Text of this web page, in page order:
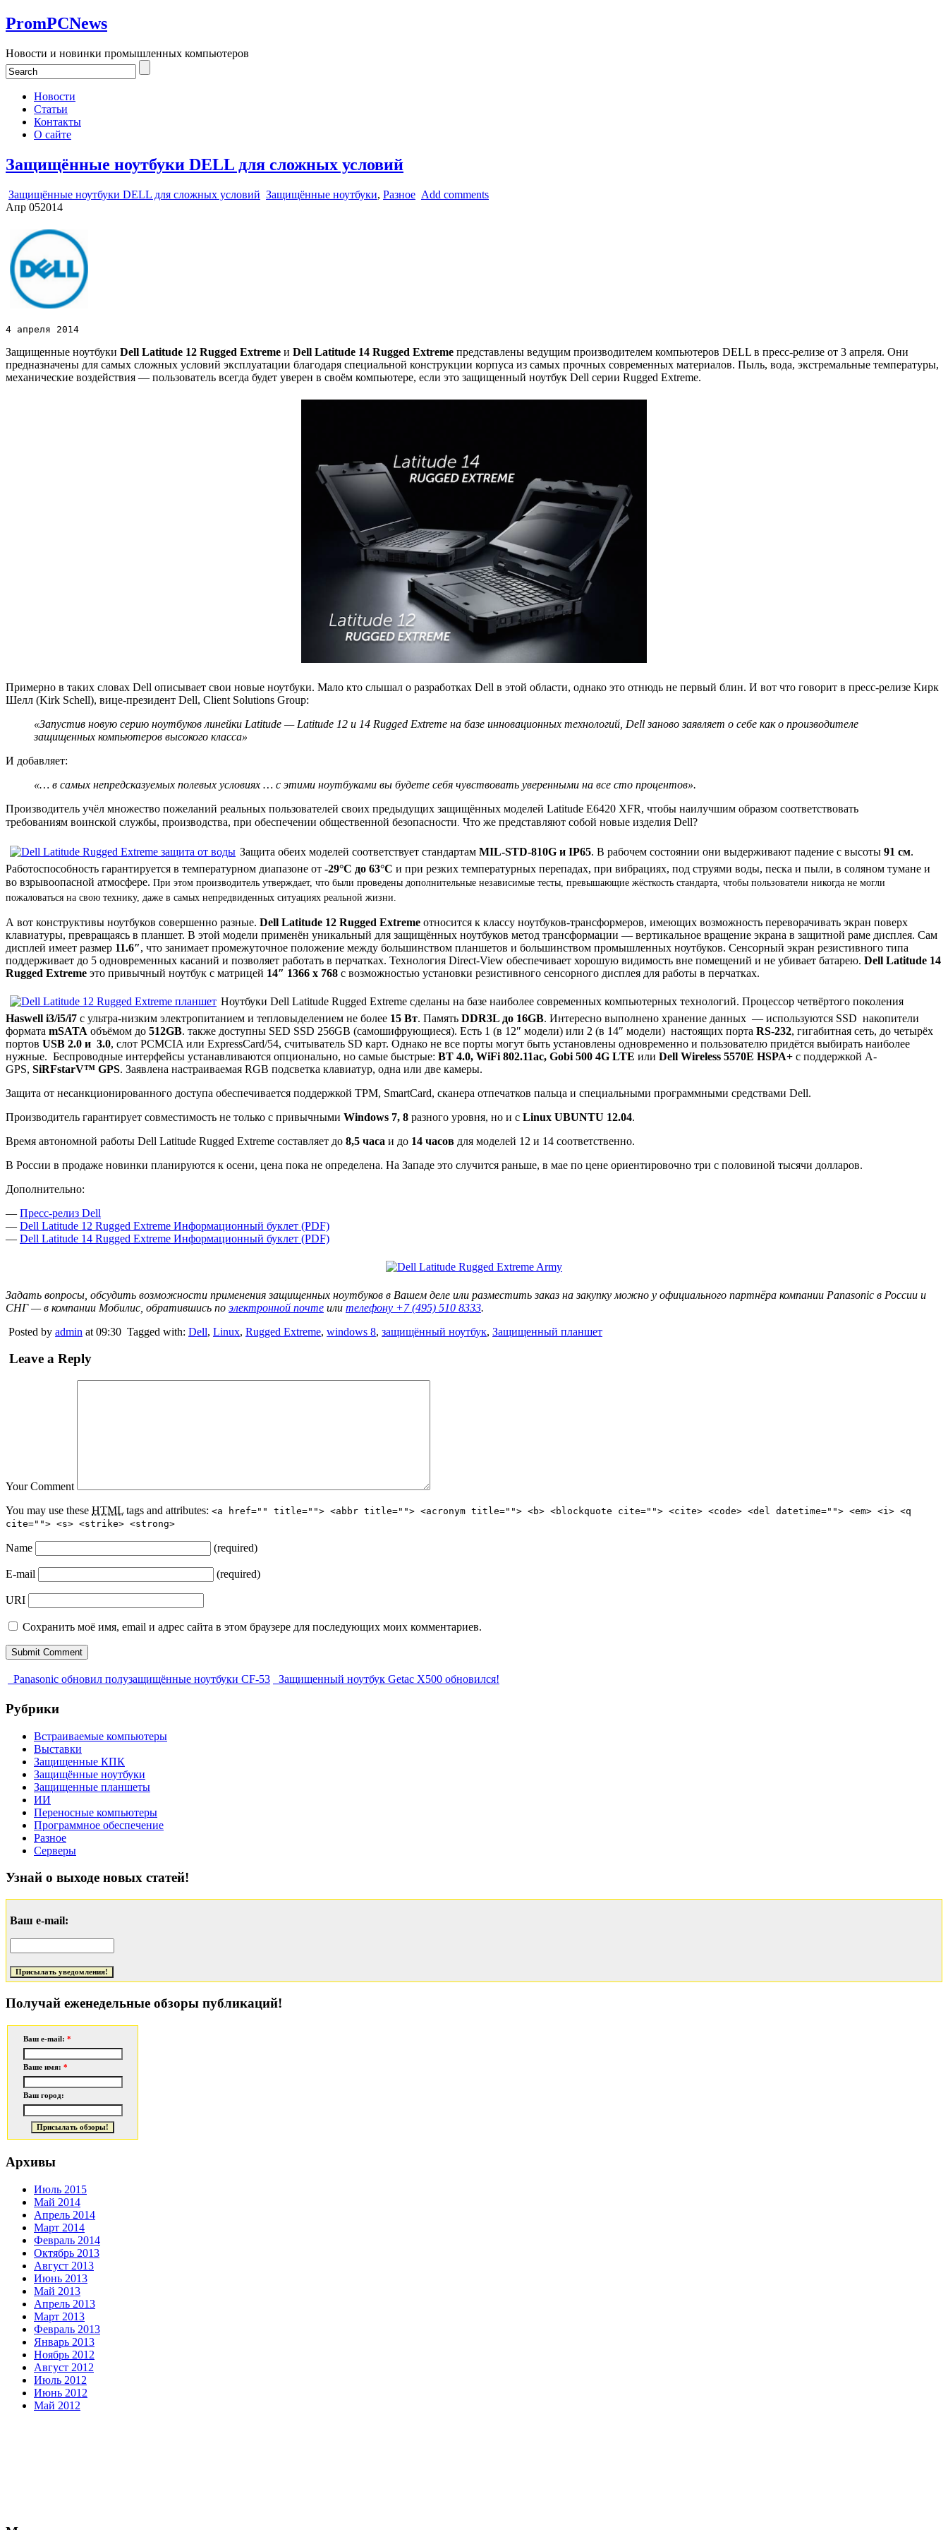
PromPCNews
Новости и новинки промышленных компьютеров
Новости
Статьи
Контакты
О сайте
Защищённые ноутбуки DELL для сложных условий
Защищённые ноутбуки DELL для сложных условий Защищённые ноутбуки, Разное Add comments
Апр 052014
4 апреля 2014
Защищенные ноутбуки Dell Latitude 12 Rugged Extreme и Dell Latitude 14 Rugged Extreme представлены ведущим производителем компьютеров DELL в пресс-релизе от 3 апреля. Они
предназначены для самых сложных условий эксплуатации благодаря специальной конструкции корпуса из самых прочных современных материалов. Пыль, вода, экстремальные температуры,
механические воздействия — пользователь всегда будет уверен в своём компьютере, если это защищенный ноутбук Dell серии Rugged Extreme.
Примерно в таких словах Dell описывает свои новые ноутбуки. Мало кто слышал о разработках Dell в этой области, однако это отнюдь не первый блин. И вот что говорит в пресс-релизе Кирк
Шелл (Kirk Schell), вице-президент Dell, Client Solutions Group:
«Запустив новую серию ноутбуков линейки Latitude — Latitude 12 и 14 Rugged Extreme на базе инновационных технологий, Dell заново заявляет о себе как о производителе
защищенных компьютеров высокого класса»
И добавляет:
«… в самых непредсказуемых полевых условиях … с этими ноутбуками вы будете себя чувствовать уверенными на все сто процентов».
Производитель учёл множество пожеланий реальных пользователей своих предыдущих защищённых моделей Latitude E6420 XFR, чтобы наилучшим образом соответствовать
требованиям воинской службы, производства, при обеспечении общественной безопасности Что же представляют собой новые изделия Dell?
Защита обеих моделей соответствует стандартам MIL-STD-810G и IP65. В рабочем состоянии они выдерживают падение с высоты 91 см.
Работоспособность гарантируется в температурном диапазоне от -29°C до 63°C и при резких температурных перепадах, при вибрациях, под струями воды, песка и пыли, в соляном тумане и
во взрывоопасной атмосфере. При этом производитель утверждает, что были проведены дополнительные независимые тесты, превышающие жёсткость стандарта, чтобы пользователи никогда не могли
пожаловаться на свою технику, даже в самых непредвиденных ситуациях реальной жизни.
А вот конструктивы ноутбуков совершенно разные. Dell Latitude 12 Rugged Extreme относится к классу ноутбуков-трансформеров, имеющих возможность переворачивать экран поверх
клавиатуры, превращаясь в планшет. В этой модели применён уникальный для защищённых ноутбуков метод трансформации — вертикальное вращение экрана в защитной раме дисплея. Сам
дисплей имеет размер 11.6″, что занимает промежуточное положение между большинством планшетов и большинством промышленных ноутбуков. Сенсорный экран резистивного типа
поддерживает до 5 одновременных касаний и позволяет работать в перчатках. Технология Direct-View обеспечивает хорошую видимость вне помещений и не убивает батарею. Dell Latitude 14
Rugged Extreme это привычный ноутбук с матрицей 14″ 1366 x 768 с возможностью установки резистивного сенсорного дисплея для работы в перчатках.
Ноутбуки Dell Latitude Rugged Extreme сделаны на базе наиболее современных компьютерных технологий. Процессор четвёртого поколения
Haswell i3/i5/i7 с ультра-низким электропитанием и тепловыделением не более 15 Вт. Память DDR3L до 16GB. Интересно выполнено хранение данных — используются SSD накопители
формата mSATA объёмом до 512GB. также доступны SED SSD 256GB (самошифрующиеся). Есть 1 (в 12″ модели) или 2 (в 14″ модели) настоящих порта RS-232, гигабитная сеть, до четырёх
портов USB 2.0 и 3.0, слот PCMCIA или ExpressCard/54, считыватель SD карт. Однако не все порты могут быть установлены одновременно и пользователю придётся выбирать наиболее
нужные. Беспроводные интерфейсы устанавливаются опционально, но самые быстрые: BT 4.0, WiFi 802.11ac, Gobi 500 4G LTE или Dell Wireless 5570E HSPA+ с поддержкой A-
GPS, SiRFstarV™ GPS. Заявлена настраиваемая RGB подсветка клавиатур, одна или две камеры.
Защита от несанкционированного доступа обеспечивается поддержкой TPM, SmartCard, сканера отпечатков пальца и специальными программными средствами Dell.
Производитель гарантирует совместимость не только с привычными Windows 7, 8 разного уровня, но и с Linux UBUNTU 12.04.
Время автономной работы Dell Latitude Rugged Extreme составляет до 8,5 часа и до 14 часов для моделей 12 и 14 соответственно.
В России в продаже новинки планируются к осени, цена пока не определена. На Западе это случится раньше, в мае по цене ориентировочно три с половиной тысячи долларов.
Дополнительно:
— Пресс-релиз Dell
— Dell Latitude 12 Rugged Extreme Информационный буклет (PDF)
— Dell Latitude 14 Rugged Extreme Информационный буклет (PDF)
Задать вопросы, обсудить возможности применения защищенных ноутбуков в Вашем деле или разместить заказ на закупку можно у официального партнёра компании Panasonic в России и
СНГ — в компании Мобилис, обратившись по электронной почте или телефону +7 (495) 510 8333.
Posted by admin at 09:30 Tagged with: Dell, Linux, Rugged Extreme, windows 8, защищённый ноутбук, Защищенный планшет
Leave a Reply
Your Comment
You may use these HTML tags and attributes: <a href="" title=""> <abbr title=""> <acronym title=""> <b> <blockquote cite=""> <cite> <code> <del datetime=""> <em> <i> <q
cite=""> <s> <strike> <strong>
Name (required)
E-mail (required)
URI
Сохранить моё имя, email и адрес сайта в этом браузере для последующих моих комментариев.
Panasonic обновил полузащищённые ноутбуки CF-53 Защищенный ноутбук Getac X500 обновился!
Рубрики
Встраиваемые компьютеры
Выставки
Защищенные КПК
Защищённые ноутбуки
Защищенные планшеты
ИИ
Переносные компьютеры
Программное обеспечение
Разное
Серверы
Узнай о выходе новых статей!
Ваш e-mail:
Получай еженедельные обзоры публикаций!
Ваш e-mail: *
Ваше имя: *
Ваш город:
Архивы
Июль 2015
Май 2014
Апрель 2014
Март 2014
Февраль 2014
Октябрь 2013
Август 2013
Июнь 2013
Май 2013
Апрель 2013
Март 2013
Февраль 2013
Январь 2013
Ноябрь 2012
Август 2012
Июль 2012
Июнь 2012
Май 2012